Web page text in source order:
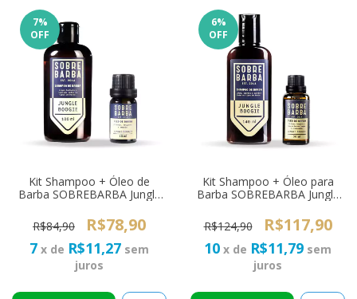
7%
OFF
Kit Shampoo + Óleo de
Barba SOBREBARBA Jungle
R$84,90
R$78,90
7 x de R$11,27 sem
juros
6%
OFF
Kit Shampoo + Óleo para
Barba SOBREBARBA Jungle
R$124,90
R$117,90
10 x de R$11,79 sem
juros